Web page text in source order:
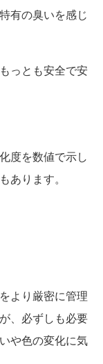
有の臭いを感じ
っとも安全で安
度を数値で示し
あります。
より厳密に管理
、必ずしも必要
や色の変化に気